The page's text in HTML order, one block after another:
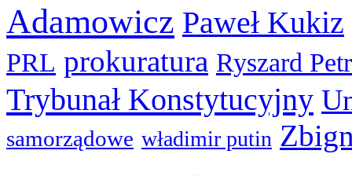
Adamowicz Paweł Kukiz
PRL prokuratura Ryszard
Trybunał Konstytucyjny
samorządowe władimir putin